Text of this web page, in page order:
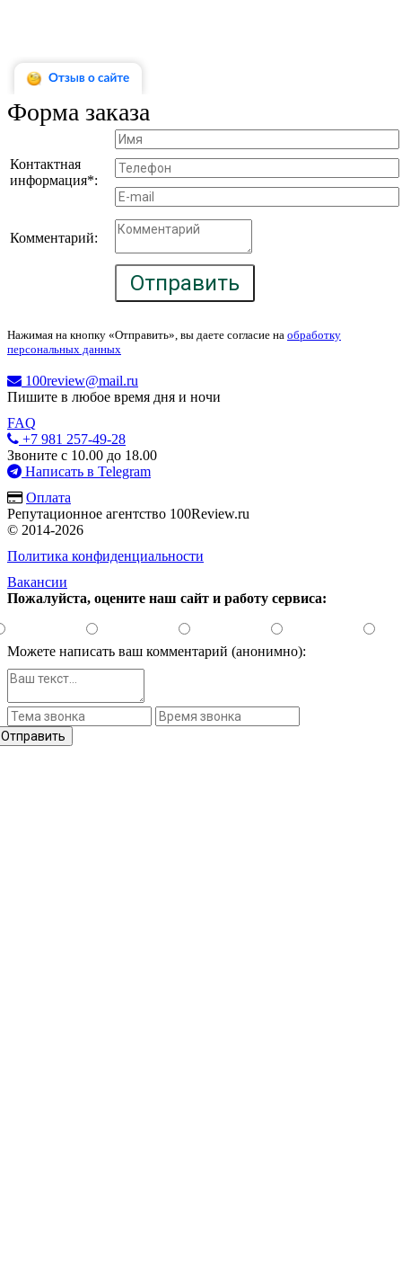
Форма заказа
Контактная
информация*:
Комментарий:
Отправить
Нажимая на кнопку «Отправить», вы даете согласие на обработку
персональных данных
100review@mail.ru
Пишите в любое время дня и ночи
FAQ
+7 981 257-49-28
Звоните с 10.00 до 18.00
Написать в Telegram
Оплата
Репутационное агентство 100Review.ru
© 2014-2026
Политика конфиденциальности
Вакансии
Пожалуйста, оцените наш сайт и работу сервиса:
Можете написать ваш комментарий (анонимно):
Отправить